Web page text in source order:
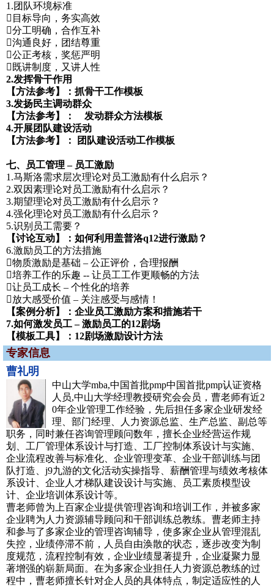
1.团队环境标准
目标导向，务实高效
分工明确，合作互补
沟通良好，团结尊重
公正考核，奖惩严明
既讲制度，又讲人性
2.发挥骨干作用
【方法参考】：抓骨干工作模板
3.发扬民主调动群众
【方法参考】： 发动群众方法模板
4.开展团队建设活动
【方法参考】： 团队建设活动工作模板
七、员工管理 – 员工激励
1.马斯洛需求层次理论对员工激励有什么启示？
2.双因素理论对员工激励有什么启示？
3.期望理论对员工激励有什么启示？
4.强化理论对员工激励有什么启示？
5.识别员工需要？
【讨论互动】：如何利用盖普洛q12进行激励？
6.激励员工的方法措施
物质激励是基础 – 公正评价，合理报酬
培养工作的乐趣 -- 让员工工作更顺畅的方法
让员工成长 – 个性化的培养
放大感受价值 – 关注感受与感情！
【案例分析】：企业员工激励方案和措施若干
7.如何激发员工 – 激励员工的12剧场
【模板工具】：12剧场激励设计方法
专家信息
曹礼明
中山大学mba,中国首批pmp中国首批pmp认证资格
人员,中山大学经理教授研究会会员，曹老师有近2
0年企业管理工作经验，先后担任多家企业研发经
理、部门经理、人力资源总监、生产总监、副总等
职务，同时兼任咨询管理顾问数年，擅长企业经营运作规
划、工厂管理体系设计与打造、工厂控制体系设计与实施、
企业流程改善与标准化、企业管理变革、企业干部训练与团
队打造、j9九游的文化活动实操指导、薪酬管理与绩效考核体
系设计、企业人才梯队建设设计与实施、员工素质模型设
计、企业培训体系设计等。
曹老师曾为上百家企业提供管理咨询和培训工作，并被多家
企业聘为人力资源辅导顾问和干部训练总教练。曹老师主持
和参与了多家企业的管理咨询辅导，使多家企业从管理混乱
失控，业绩停滞不前，人员自由涣散的状态，逐步改变为制
度规范，流程控制有效，企业业绩显著提升，企业凝聚力显
著增强的崭新局面。在为多家企业担任人力资源总教练的过
程中，曹老师擅长针对企人员的具体特点，制定适应性的人